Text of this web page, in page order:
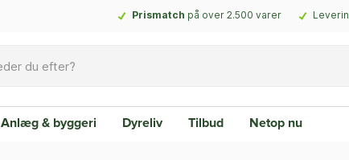
Prismatch på over 2.500 varer
Anlæg & byggeri Dyreliv Tilbud Netop nu